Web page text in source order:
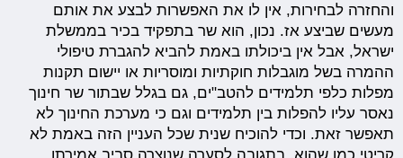
והחזרה לבחירות, אין לו את האפשרות לבצע את אותם
מעשים שביצע אז. נכון, הוא שר בתפקיד בכיר בממשלת
ישראל, אבל אין ביכולתו באמת להביא להגברת טיפולי
ההמרה בשל מוגבלות חוקתיות ומוסריות או יישום תקנות
מפלות כלפי תלמידים להטב"ים, גם בגלל שבתור שר חינוך
נאסר עליו להפלות בין תלמידים וגם כי מערכת החינוך לא
תאפשר זאת. וכדי להוכיח שנית שכל העניין הזה באמת לא